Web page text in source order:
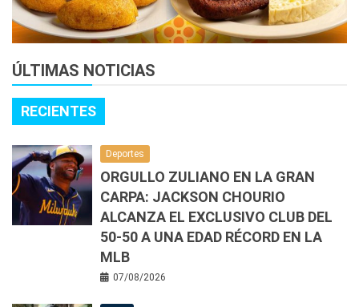
ÚLTIMAS NOTICIAS
RECIENTES
Deportes
ORGULLO ZULIANO EN LA GRAN
CARPA: JACKSON CHOURIO
ALCANZA EL EXCLUSIVO CLUB DEL
50-50 A UNA EDAD RÉCORD EN LA
MLB
07/08/2026